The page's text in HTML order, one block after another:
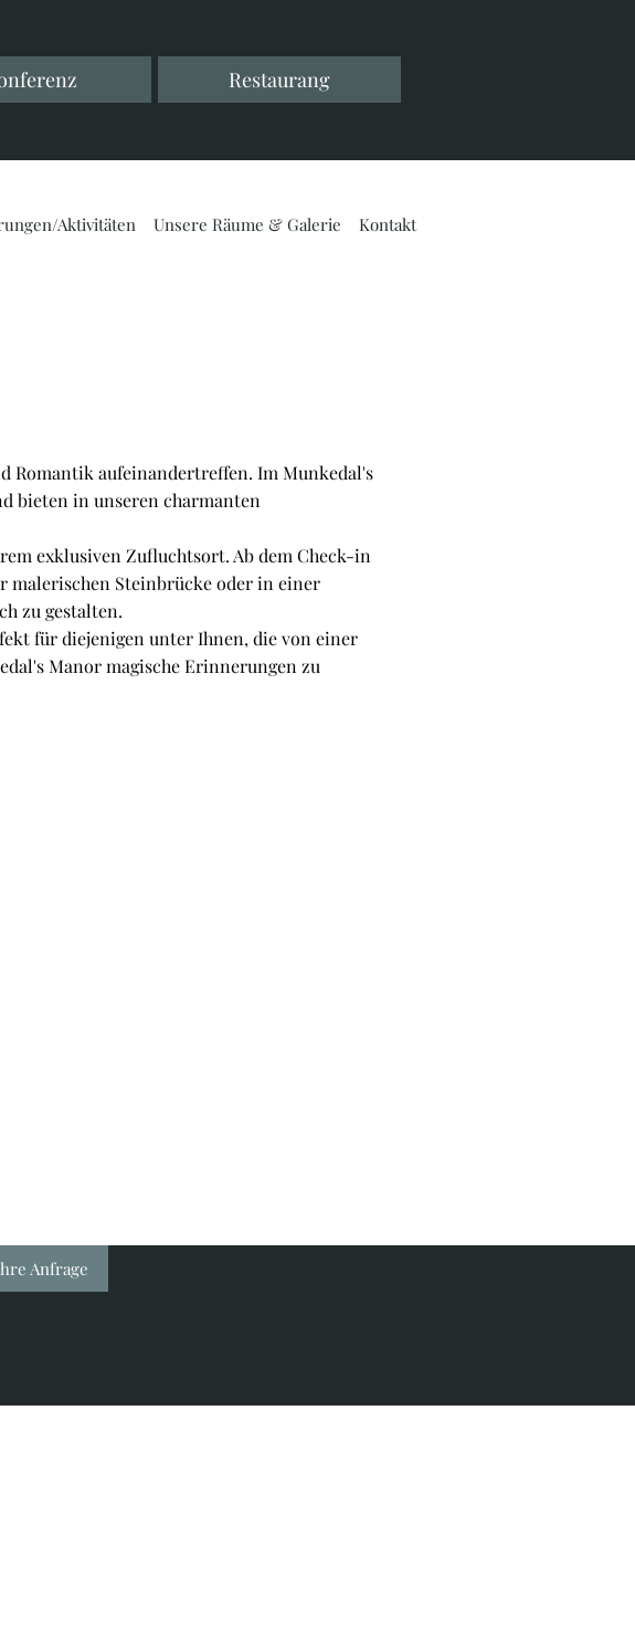
Aktivitäten Unsere Räume & Galerie Kontakt
Restaurang
Romantik aufeinandertreffen. Im Munkedal's
bieten in unseren charmanten
exklusiven Zufluchtsort. Ab dem Check-in
malerischen Steinbrücke oder in einer
zu gestalten.
für diejenigen unter Ihnen, die von einer
Manor magische Erinnerungen zu
Anfrage